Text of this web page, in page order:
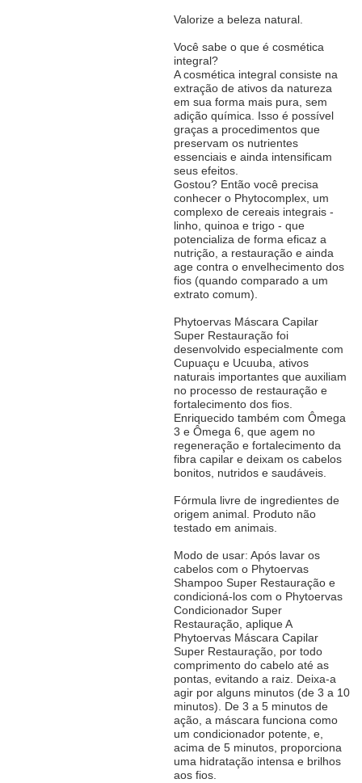
Valorize a beleza natural.
Você sabe o que é cosmética
integral?
A cosmética integral consiste na
extração de ativos da natureza
em sua forma mais pura, sem
adição química. Isso é possível
graças a procedimentos que
preservam os nutrientes
essenciais e ainda intensificam
seus efeitos.
Gostou? Então você precisa
conhecer o Phytocomplex, um
complexo de cereais integrais -
linho, quinoa e trigo - que
potencializa de forma eficaz a
nutrição, a restauração e ainda
age contra o envelhecimento dos
fios (quando comparado a um
extrato comum).
Phytoervas Máscara Capilar
Super Restauração foi
desenvolvido especialmente com
Cupuaçu e Ucuuba, ativos
naturais importantes que auxiliam
no processo de restauração e
fortalecimento dos fios.
Enriquecido também com Ômega
3 e Ômega 6, que agem no
regeneração e fortalecimento da
fibra capilar e deixam os cabelos
bonitos, nutridos e saudáveis.
Fórmula livre de ingredientes de
origem animal. Produto não
testado em animais.
Modo de usar: Após lavar os
cabelos com o Phytoervas
Shampoo Super Restauração e
condicioná-los com o Phytoervas
Condicionador Super
Restauração, aplique A
Phytoervas Máscara Capilar
Super Restauração, por todo
comprimento do cabelo até as
pontas, evitando a raiz. Deixa-a
agir por alguns minutos (de 3 a 10
minutos). De 3 a 5 minutos de
ação, a máscara funciona como
um condicionador potente, e,
acima de 5 minutos, proporciona
uma hidratação intensa e brilhos
aos fios.